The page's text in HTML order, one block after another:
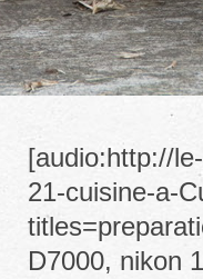
[audio:http://
21-cuisine-a-
D7000, nikon